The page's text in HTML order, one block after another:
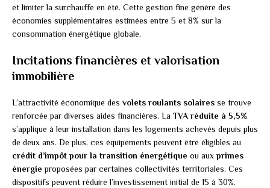
et limiter la surchauffe en été. Cette gestion fine génère des
économies supplémentaires estimées entre 5 et 8% sur la
consommation énergétique globale.
Incitations financières et valorisation
immobilière
L’attractivité économique des volets roulants solaires se trouve
renforcée par diverses aides financières. La TVA réduite à 5,5%
s’applique à leur installation dans les logements achevés depuis plus
de deux ans. De plus, ces équipements peuvent être éligibles au
crédit d’impôt pour la transition énergétique ou aux primes
énergie proposées par certaines collectivités territoriales. Ces
dispositifs peuvent réduire l’investissement initial de 15 à 30%.